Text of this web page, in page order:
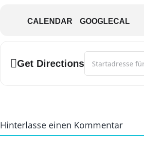
CALENDAR GOOGLECAL
Get Directions
Hinterlasse einen Kommentar